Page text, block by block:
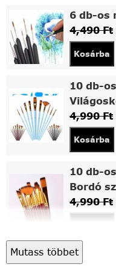
6 db-os
4,490Ft
Kosárba
10 db-
4,990Ft
Kosárba
10 db-
Bordó
4,990Ft
Asztali
Mutass többet